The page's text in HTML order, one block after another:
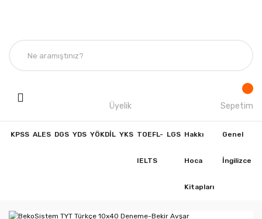
Üyelik Sepetim
KPSS ALES DGS YDS YÖKDİL YKS TOEFL-
IELTS
LGS Hakkı
Hoca
Kitapları
Genel
İngilizce